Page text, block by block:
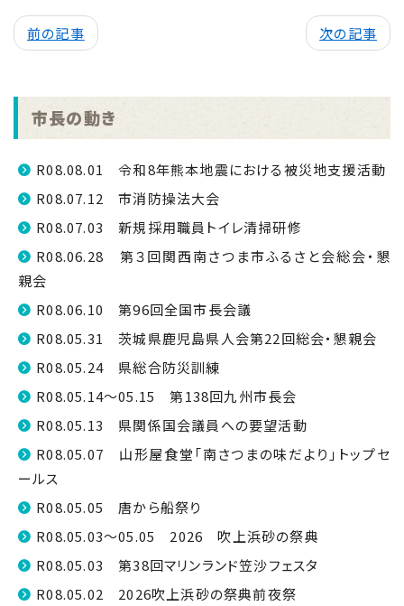
前の記事 次の記事
市長の動き
R08.08.01 令和8年熊本地震における被災地支援活動
R08.07.12 市消防操法大会
R08.07.03 新規採用職員トイレ清掃研修
R08.06.28 第３回関西南さつま市ふるさと会総会・懇
親会
R08.06.10 第96回全国市長会議
R08.05.31 茨城県鹿児島県人会第22回総会・懇親会
R08.05.24 県総合防災訓練
R08.05.14～05.15 第138回九州市長会
R08.05.13 県関係国会議員への要望活動
R08.05.07 山形屋食堂「南さつまの味だより」トップセ
ールス
R08.05.05 唐から船祭り
R08.05.03～05.05 2026 吹上浜砂の祭典
R08.05.03 第38回マリンランド笠沙フェスタ
R08.05.02 2026吹上浜砂の祭典前夜祭